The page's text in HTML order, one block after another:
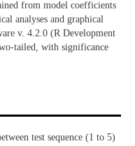
from model coefficients
analyses and graphical
v. 4.2.0 (R Development
tailed, with significance
test sequence (1 to 5)